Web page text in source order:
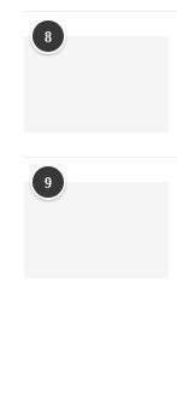
8
9